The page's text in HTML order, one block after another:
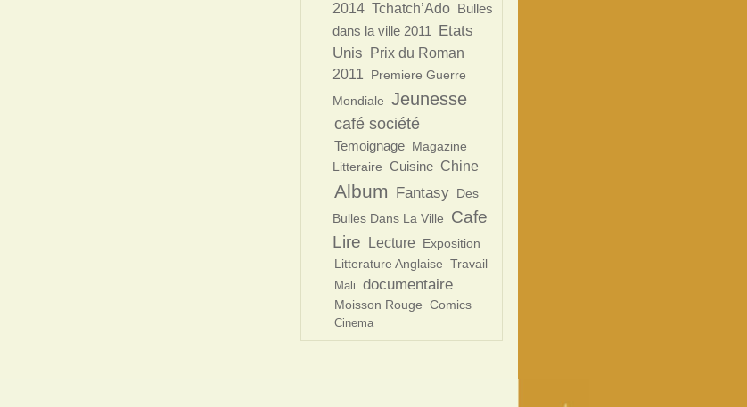
2014 Tchatch’Ado Bulles
dans la ville 2011
Etats
Unis
Prix du Roman
2011
Premiere Guerre
Mondiale Jeunesse
café société
Temoignage Magazine
Litteraire Cuisine Chine
Album Fantasy Des
Bulles Dans La Ville
Cafe
Lire
Lecture Exposition
Litterature Anglaise Travail
Mali documentaire
Moisson Rouge Comics
Cinema